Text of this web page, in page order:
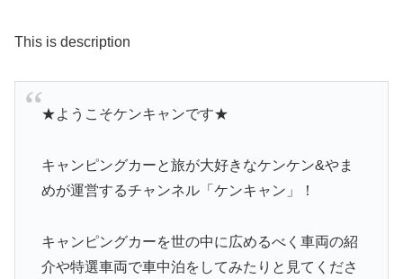
This is description
★ようこそケンキャンです★
キャンピングカーと旅が大好きなケンケン&やま
めが運営するチャンネル「ケンキャン」！
キャンピングカーを世の中に広めるべく車両の紹
介や特選車両で車中泊をしてみたりと見てくださ